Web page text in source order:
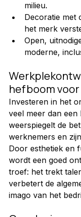
milieu.
Decoratie met
het merk
Open,
moderne,
hefboom
Investeren in het
veel meer dan een
weerspiegelt de
werknemers en
Door esthetiek en
wordt een goed
troef: het trekt
verbetert de
imago van het